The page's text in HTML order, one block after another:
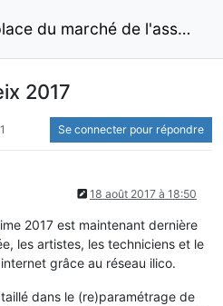
La place du marché de l'association Ilico
2017
Se connecter pour répondre
18 août 2017 à 18:50
2017 est maintenant dernière
les artistes, les techniciens et le
grâce au réseau ilico.
dans le (re)paramétrage de